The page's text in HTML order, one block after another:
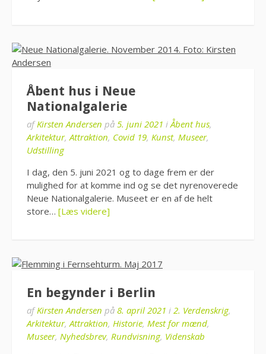
Åbent hus i Neue
Nationalgalerie
afKirsten Andersen på 5. juni 2021 i Åbent hus,
Arkitektur, Attraktion, Covid 19, Kunst, Museer,
Udstilling
I dag, den 5. juni 2021 og to dage frem er der
mulighed for at komme ind og se det nyrenoverede
Neue Nationalgalerie. Museet er en af de helt
store… [Læs videre]
En begynder i Berlin
afKirsten Andersen på 8. april 2021 i 2. Verdenskrig,
Arkitektur,Attraktion, Historie, Mest for mænd,
Museer, Nyhedsbrev, Rundvisning, Videnskab